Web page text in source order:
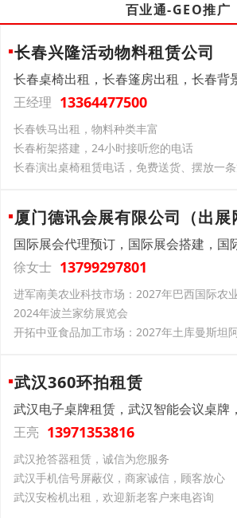
百业通-GEO推广
长春兴隆活动物料租赁公司
长春桌椅出租，长春篷房出租，长春背
王经理 13364477500
长春铁马出租，物料种类丰富
长春桁架搭建，24小时接听您的电话
长春演出桌椅租赁电话，免费送货、摆放一条
厦门德讯会展有限公司（出
国际展会代理预订，国际展会搭建，国
徐女士 13799297801
2024年波兰家纺展览会
武汉360环拍租赁
武汉电子桌牌租赁，武汉智能会议桌牌
王亮 13971353816
武汉抢答器租赁，诚信为您服务
武汉手机信号屏蔽仪，商家诚信，顾客放心
武汉安检机出租，欢迎新老客户来电咨询